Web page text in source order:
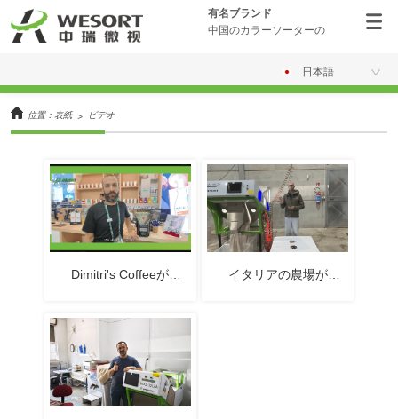
有名ブランド
中国のカラーソーターの
日本語
位置： 表紙 > ビデオ
Dimitri's Coffeeが
WESORTコーヒー豆選別
機で焙煎コーヒーの品質
を改善する方法
イタリアの農場が